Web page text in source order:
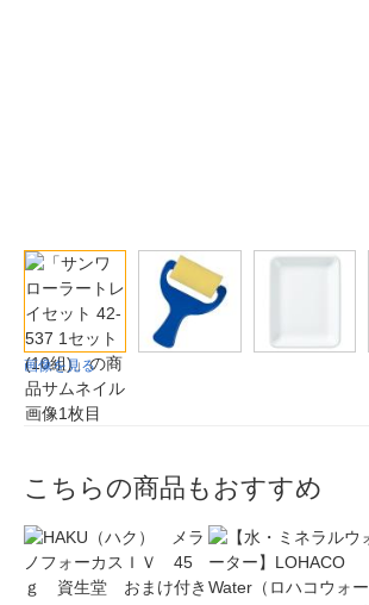
画像を見る
こちらの商品もおすすめ